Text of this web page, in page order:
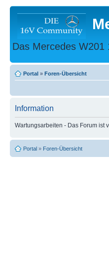
Das Mercedes W201
Portal » Foren-Übersicht
Information
Wartungsarbeiten - Das Forum ist
Portal » Foren-Übersicht